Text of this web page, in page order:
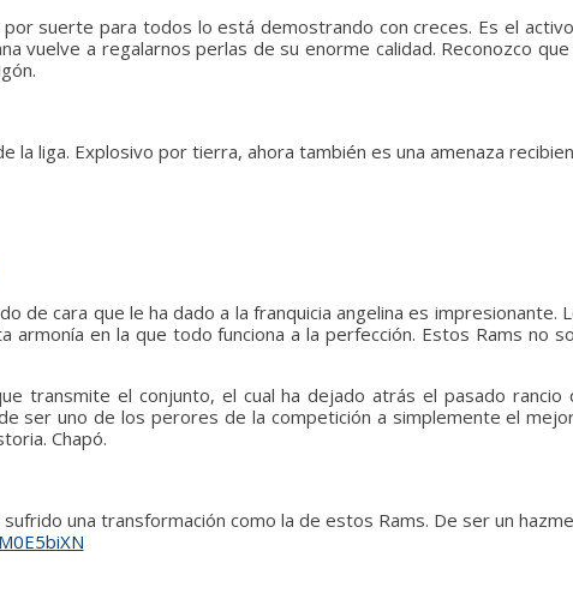
suerte para todos lo está demostrando con creces. Es el
vuelve a regalarnos perlas de su enorme calidad. Reconozco
la liga. Explosivo por tierra, ahora también es una amenaza
de cara que le ha dado a la franquicia angelina es impresionante.
en la que todo funciona a la perfección. Estos Rams no
transmite el conjunto, el cual ha dejado atrás el pasado rancio
ser uno de los perores de la competición a simplemente el
Chapó.
sufrido una transformación como la de estos Rams. De ser un